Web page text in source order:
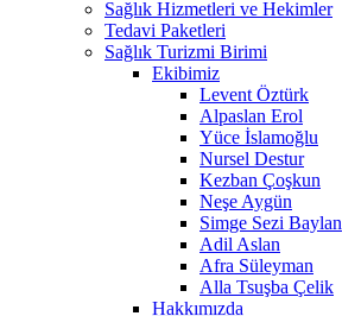
Sağlık Hizmetleri ve Hekimler
Tedavi Paketleri
Sağlık Turizmi Birimi
Ekibimiz
Levent Öztürk
Alpaslan Erol
Yüce İslamoğlu
Nursel Destur
Kezban Çoşkun
Neşe Aygün
Simge Sezi Baylan
Adil Aslan
Afra Süleyman
Alla Tsuşba Çelik
Hakkımızda